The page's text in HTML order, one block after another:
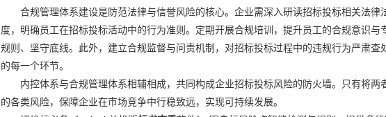
合规管理体系建设是防范法律与信誉风险的核心。企业需深入研读招标投标相关法
度，明确员工在招标投标活动中的行为准则。定期开展合规培训，提升员工的合规意识
规则、坚守底线。此外，建立合规监督与问责机制，对招标投标过程中的违规行为严肃
的每一个环节。
内控体系与合规管理体系相辅相成，共同构成企业招标投标风险的防火墙。只有将
的各类风险，保障企业在市场竞争中行稳致远，实现可持续发展。